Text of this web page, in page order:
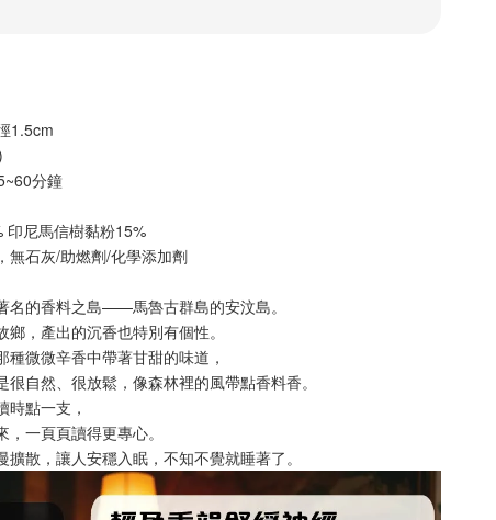
1.5cm
分鐘
印尼馬信樹黏粉15%
石灰/助燃劑/化學添加劑
名的香料之島——馬魯古群島的安汶島。
，產出的沉香也特別有個性。
種微微辛香中帶著甘甜的味道，
自然、很放鬆，像森林裡的風帶點香料香。
時點一支，
一頁頁讀得更專心。
散，讓人安穩入眠，不知不覺就睡著了。